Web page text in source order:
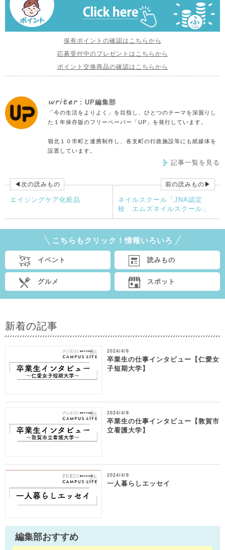
保有ポイントの確認はこちらから
応募受付中のプレゼントはこちらから
ポイント交換商品の確認はこちらから
writer : UP編集部
「今の生活をよりよく」を目指し、ひとつのテーマを深掘りし
た１年保存版のフリーペーパー「UP」を発行しています。
嶺北１０市町と連携制作し、各支町の行政施設等にも紙媒体を
設置しています。
記事一覧を見る
◀次の読みもの
エイジングケア化粧品
前の読みもの▶
ネイルスクール「JNA認定
校 エムズネイルスクール」
こちらもクリック！情報いろいろ
イベント 読みもの
グルメ スポット
新着の記事
2024/4/8
卒業生の仕事インタビュー【仁愛女
子短期大学】
2024/4/8
卒業生の仕事インタビュー【敦賀市
立看護大学】
2024/4/8
一人暮らしエッセイ
編集部おすすめ